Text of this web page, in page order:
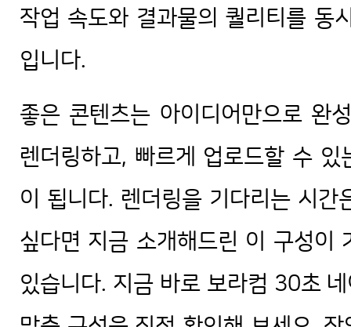
작업 속도와 결과물의 퀄리티를 동
입니다.
좋은 콘텐츠는 아이디어만으로 완
렌더링하고, 빠르게 업로드할 수
이 됩니다. 렌더링을 기다리는 시
싶다면 지금 소개해드린 이 구성이
있습니다. 지금 바로 보라컴 30초